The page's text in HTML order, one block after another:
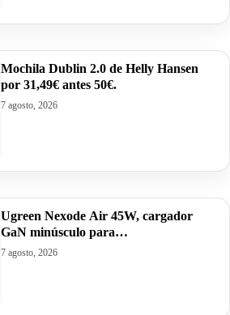
Mochila Dublin 2.0 de Helly Hansen
por 31,49€ antes 50€.
7 agosto, 2026
Ugreen Nexode Air 45W, cargador
GaN minúsculo para…
7 agosto, 2026